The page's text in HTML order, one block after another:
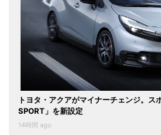
トヨタ・アクアがマイナーチェンジ。ス
SPORT」を新設定
14時間 ago